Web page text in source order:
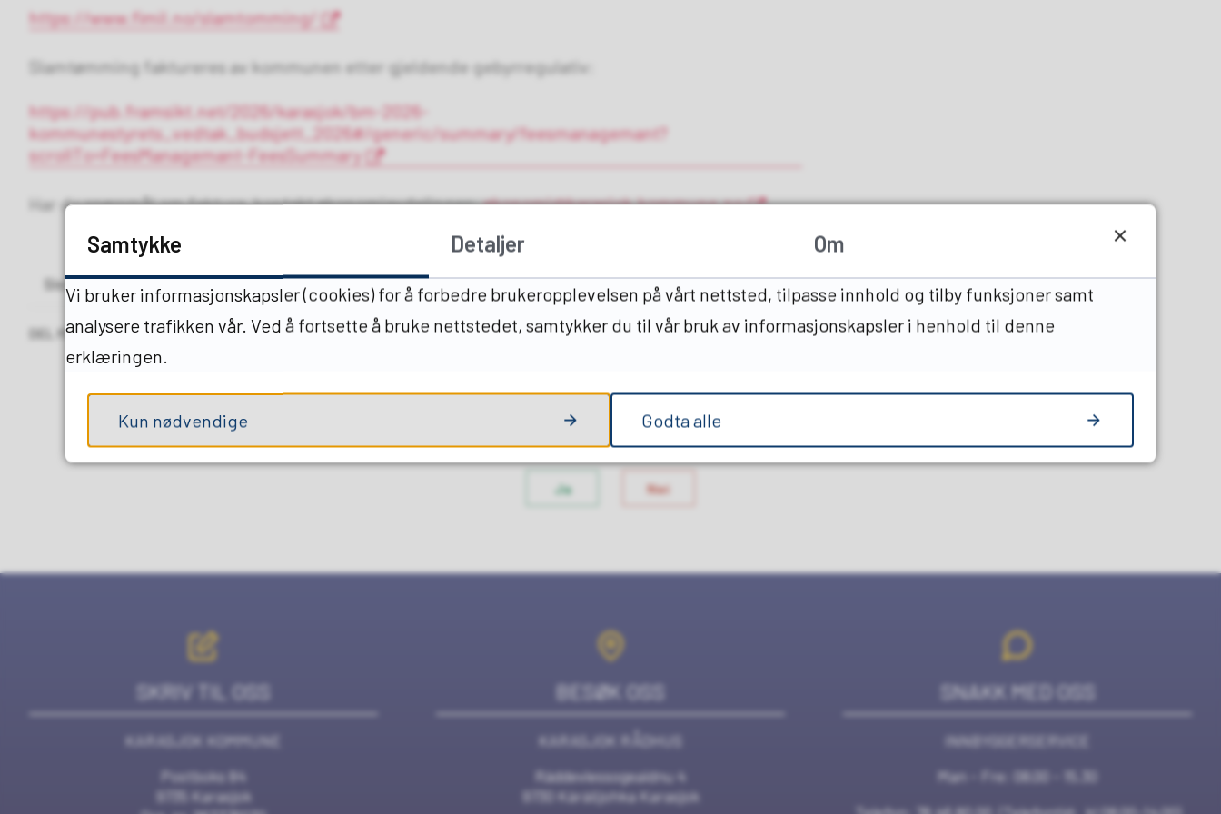
https://www.fimil.no/slamtomming/
Slamtømming faktureres av kommunen etter gjeldende gebyrregulativ:
https://pub.framsikt.net/2026/karasjok/bm-2026-
kommunestyrets_vedtak_budsjett_2026#/generic/summary/feesmanagemant?
scrollTo=FeesManagemant-FeesSummary
Har du spørsmål om faktura, kontakt økonomiavdelingen:økonomi@karasjok.kommune.no
Sist endret 20.07.2026 10.26
DEL MED ANDRE
Ja Nei
SKRIV TIL OSS
KARASJOK KOMMUNE
Postboks 84
9735 Karasjok
BESØK OSS
KARASJOK RÅDHUS
Ráddeviessogeaidnu 4
9730 Kárášjohka Karasjok
SNAKK MED OSS
INNBYGGERSERVICE
Man - Fre: 08.00 - 15.30
Samtykke Detaljer Om
Vi bruker informasjonskapsler (cookies) for å forbedre brukeropplevelsen på vårt nettsted, tilpasse innhold og tilby funksjoner samt
analysere trafikken vår. Ved å fortsette å bruke nettstedet, samtykker du til vår bruk av informasjonskapsler i henhold til denne
erklæringen.
Kun nødvendige Godta alle